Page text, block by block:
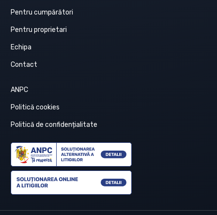
Pentru cumpărători
Pentru proprietari
Echipa
Contact
ANPC
Politică cookies
Politică de confidențialitate